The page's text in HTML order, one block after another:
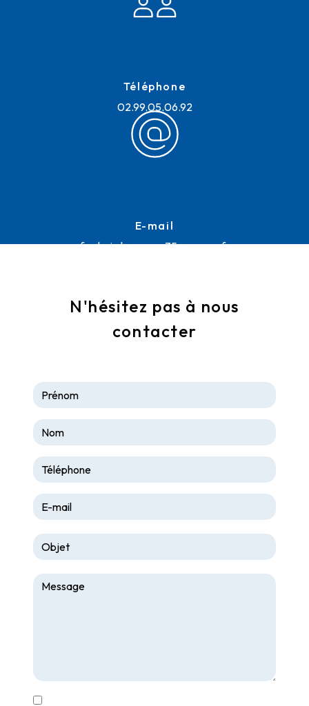
Téléphone
02.99.05.06.92
E-mail
frederic.lemoussu35@orange.fr
N'hésitez pas à nous
contacter